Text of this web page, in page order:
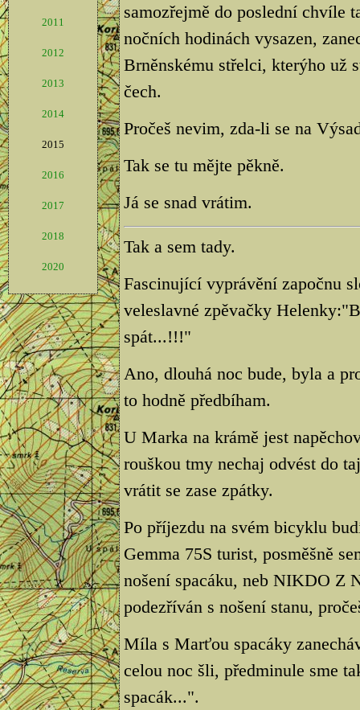
2011
2012
2013
2014
2015
2016
2017
2018
2020
samozřejmě do poslední chvíle
nočních hodinách vysazen,
Brněnskému střelci, kterýho už
čech.
Pročeš nevim, zda-li se na
Tak se tu mějte pěkně.
Já se snad vrátim.
Tak a sem tady.
Fascinující vyprávění započnu
veleslavné zpěvačky
spát...!!!"
Ano, dlouhá noc bude, byla a
to hodně předbíham.
U Marka na krámě jest
rouškou tmy nechaj odvést do
vrátit se zase zpátky.
Po příjezdu na svém bicyklu
Gemma 75S turist, posměšně
nošení spacáku, neb NIKDO Z
podezříván s nošení stanu,
Míla s Marťou spacáky
celou noc šli, předminule sme
spacák...".